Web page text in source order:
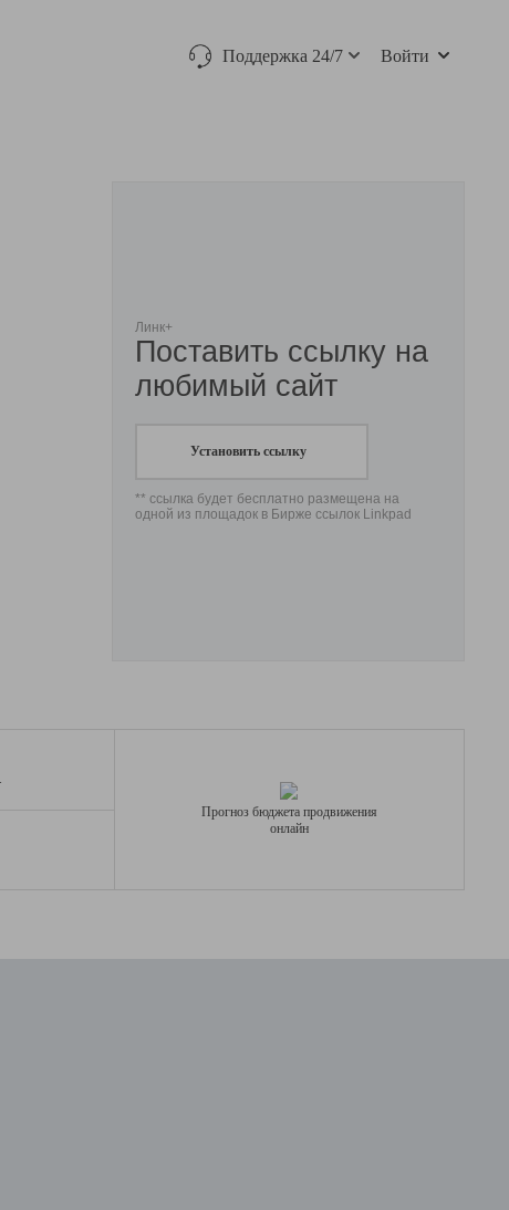
Поддержка 24/7 Войти
Линк+
Поставить ссылку на
любимый сайт
Установить ссылку
** ссылка будет бесплатно размещена на
одной из площадок в Бирже ссылок Linkpad
Прогноз бюджета продвижения
онлайн